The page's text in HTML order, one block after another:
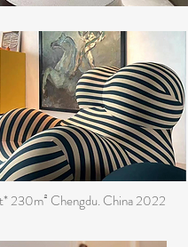
230m² Chengdu. China 2022